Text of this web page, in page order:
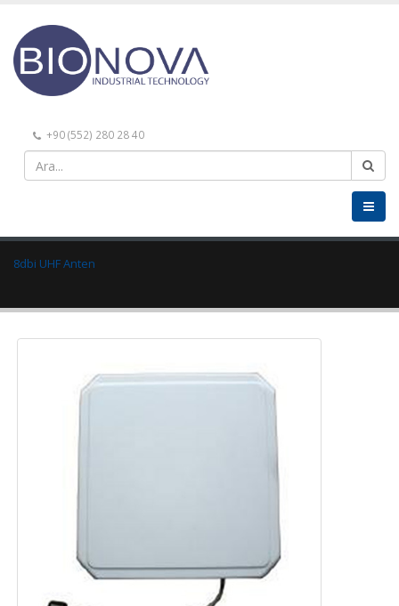
+90 (552) 280 28 40
8dbi UHF Anten